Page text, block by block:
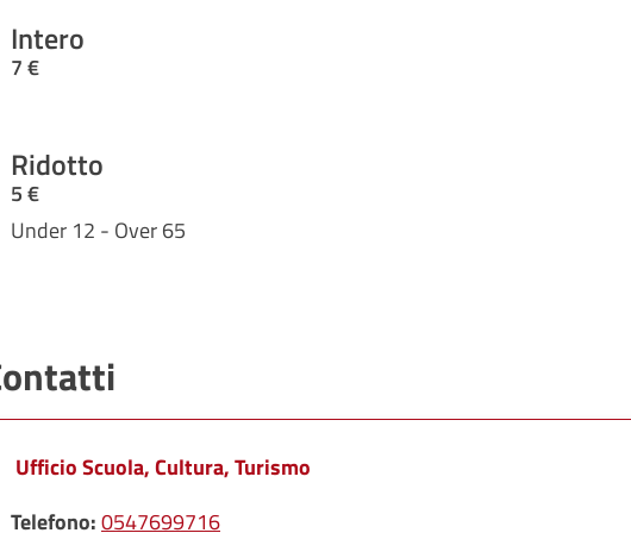
Intero
7 €
Ridotto
5 €
Under 12 - Over 65
Ufficio Scuola, Cultura, Turismo
Telefono:0547699716